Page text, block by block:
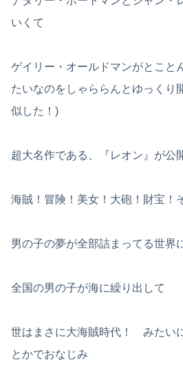
いくて
ゲイリー・オールドマンがとこと
たいなのをしゃららんとゆっくり
似した！)
超大名作である、『レオン』が公
海賊！冒険！美女！大砲！財宝！
男の子の夢が全部詰まってる世界
全国の男の子が海に繰り出して
世はまさに大海賊時代！ みたい
とかでおなじみ